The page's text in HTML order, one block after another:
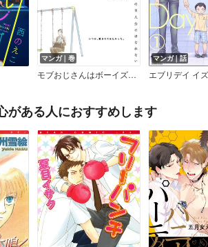
マンガ｜巻
モブおじさんはボーイズラブの主人公にはなれない
マンガ｜話
がある人におすすめします